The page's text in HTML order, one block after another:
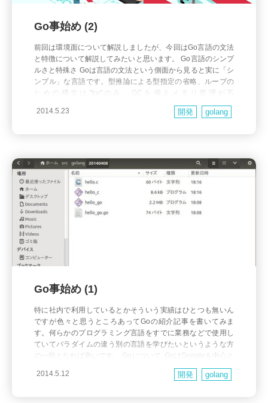
Go事始め (2)
前回は環境面について解説しましたが、今回はGo言語の文法
と特徴について解説してみたいと思います。 Go言語のシンプ
ルさと特殊さ Goは言語の文法という側面から見ると実に「シ
ンプル」な言語です。型推論による型指定の省略、ループの
ための構文は"for"のみ、GCを備えメモリ管理が不
要・・・・・・などなどプログラムを最低限のコード量で記
述できるように設計されています。 また、一方でGoは他言語
2014.5.23 開発 golang
Go事始め (1)
特に社内で利用しているとかそういう実績はひとつも無いん
ですが色々と思うところあってGoの紹介記事を書いてみま
す。何らかのプログラミング言語をすでに業務などで使用し
ていてパラダイムの違う別の言語を学びたいというような方
の一助となれば幸いです。 Goについて GoはGoogleを中心と
して開発されているオープンソースのプログラミング言語で
す。 発表された当時は「Cっぽい文法が何だかフワフワして
2014.5.12 開発 golang